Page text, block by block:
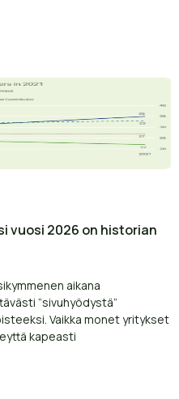
vuosi 2026 on historian
aikana
“sivuhyödystä”
Vaikka monet yritykset
kapeasti